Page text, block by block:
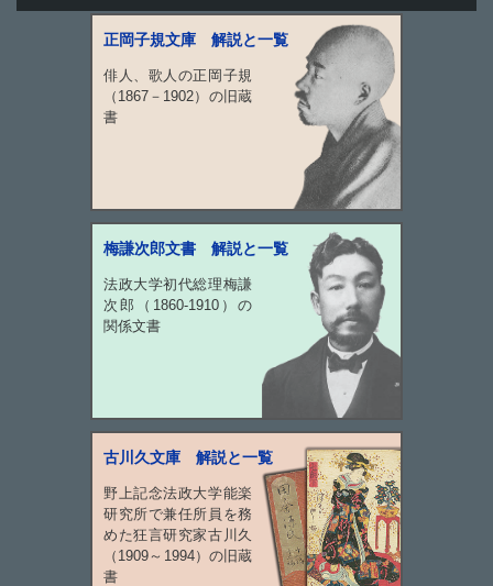
正岡子規文庫 解説と一覧
俳人、歌人の正岡子規
（1867－1902）の旧蔵
書
梅謙次郎文書 解説と一覧
法政大学初代総理梅謙
次郎（1860-1910）の
関係文書
古川久文庫 解説と一覧
野上記念法政大学能楽
研究所で兼任所員を務
めた狂言研究家古川久
（1909～1994）の旧蔵
書